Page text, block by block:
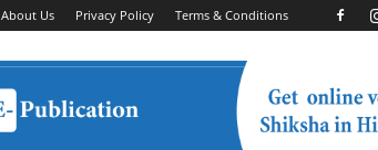
About Us Privacy Policy Terms & Conditions